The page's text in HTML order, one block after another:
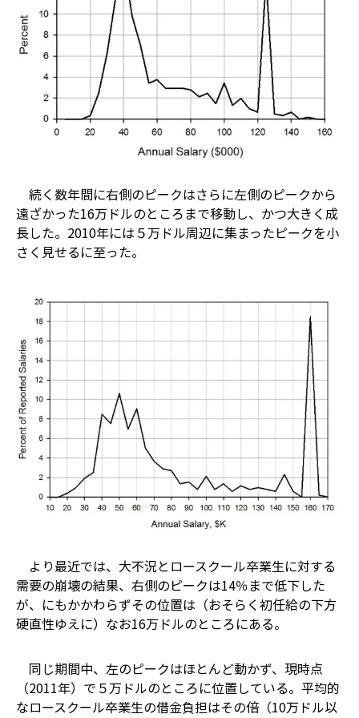
続く数年間に右側のピークはさらに左側のピークから
遠ざかった16万ドルのところまで移動し、かつ大きく成
長した。2010年には５万ドル周辺に集まったピークを小
さく見せるに至った。
より最近では、大不況とロースクール卒業生に対する
需要の崩壊の結果、右側のピークは14％まで低下した
が、にもかかわらずその位置は（おそらく初任給の下方
硬直性ゆえに）なお16万ドルのところにある。
同じ期間中、左のピークはほとんど動かず、現時点
（2011年）で５万ドルのところに位置している。平均的
なロースクール卒業生の借金負担はその倍（10万ドル以